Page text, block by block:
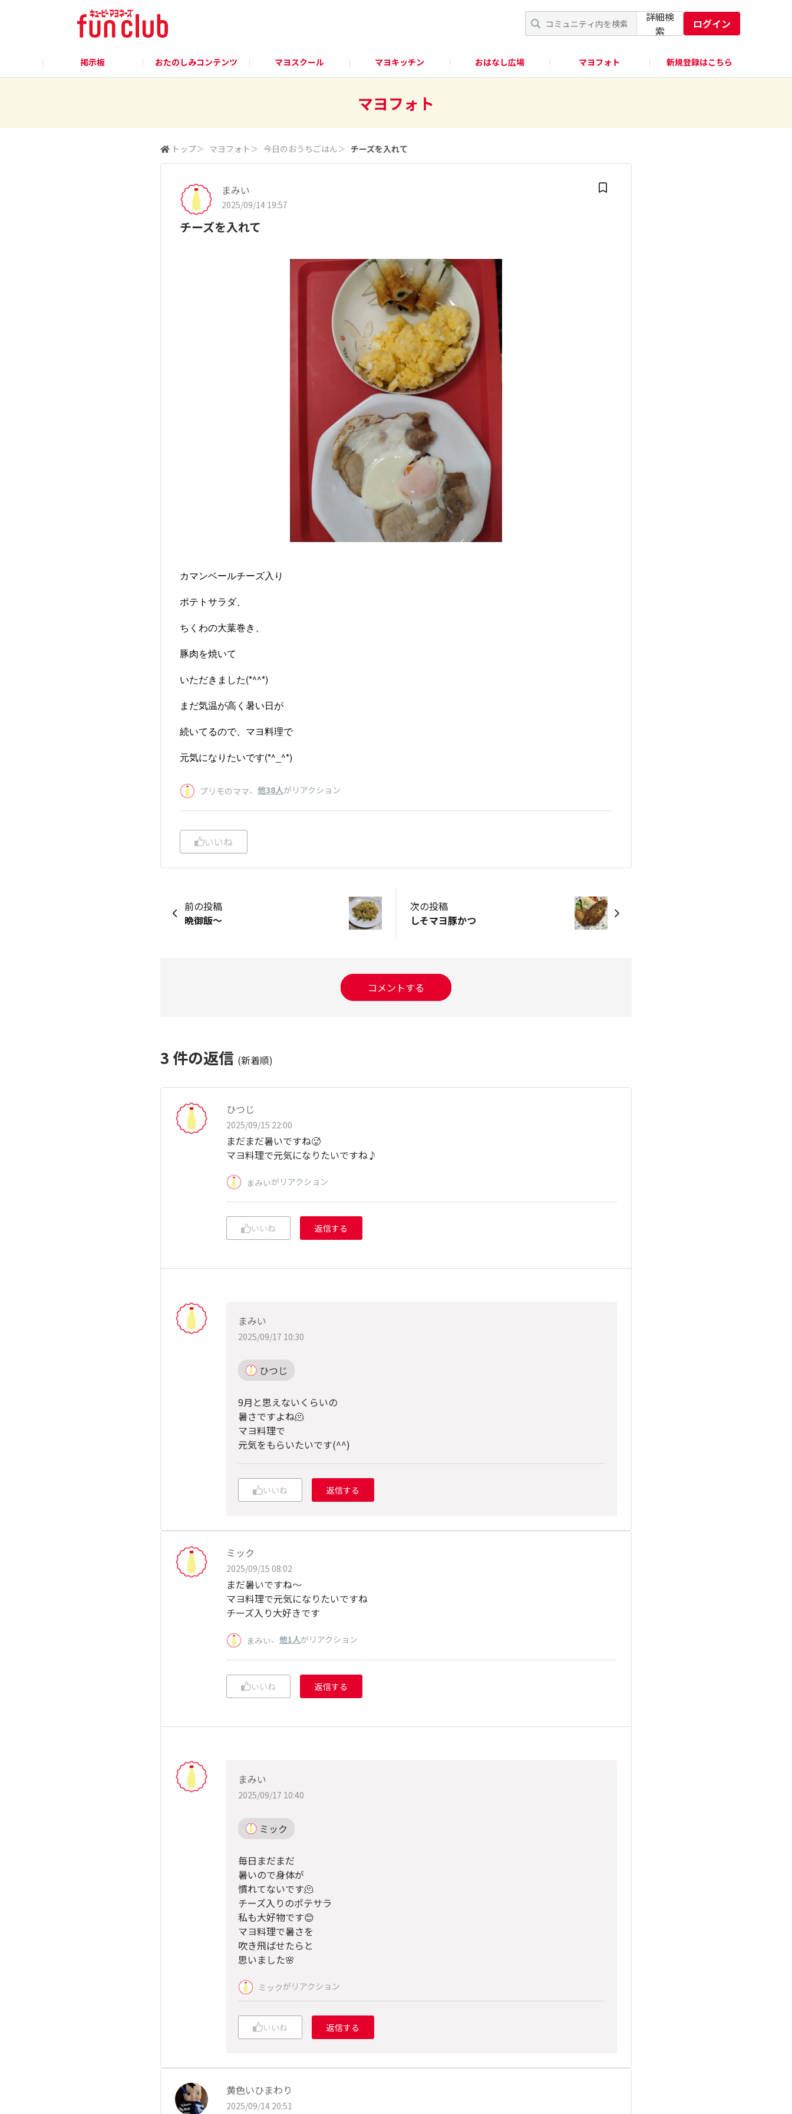
詳細検
索
ログイン
掲示板 おたのしみコンテンツ マヨスクール マヨキッチン おはなし広場 マヨフォト 新規登録はこちら
マヨフォト
トップ＞ マヨフォト ＞ 今日のおうちごはん＞ チーズを入れて
まみい
2025/09/14 19:57
チーズを入れて
カマンベールチーズ入り
ポテトサラダ、
ちくわの大葉巻き、
豚肉を焼いて
いただきました(*^^*)
まだ気温が高く暑い日が
続いてるので、マヨ料理で
元気になりたいです(*^_^*)
プリモのママ、 他38人がリアクション
いいね
前の投稿
晩御飯～
次の投稿
しそマヨ豚かつ
コメントする
3 件の返信 (新着順)
ひつじ
2025/09/15 22:00
まだまだ暑いですね🥵
マヨ料理で元気になりたいですね♪
まみいがリアクション
いいね 返信する
まみい
2025/09/17 10:30
ひつじ
9月と思えないくらいの
暑さですよね🫠
マヨ料理で
元気をもらいたいです(^^)
いいね 返信する
ミック
2025/09/15 08:02
まだ暑いですね～
マヨ料理で元気になりたいですね
チーズ入り大好きです
まみい、 他1人がリアクション
いいね 返信する
まみい
2025/09/17 10:40
ミック
毎日まだまだ
暑いので身体が
慣れてないです🫠
チーズ入りのポテサラ
私も大好物です😊
マヨ料理で暑さを
吹き飛ばせたらと
思いました🌸
ミックがリアクション
いいね 返信する
黄色いひまわり
2025/09/14 20:51